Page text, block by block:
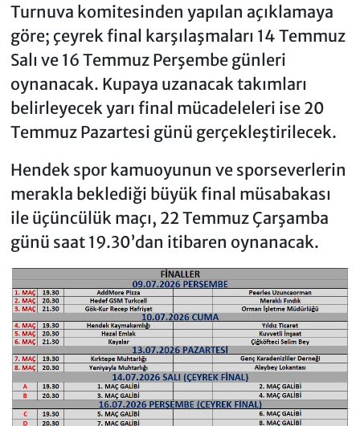
Turnuva komitesinden yapılan açıklamaya
göre; çeyrek final karşılaşmaları 14 Temmuz
Salı ve 16 Temmuz Perşembe günleri
oynanacak. Kupaya uzanacak takımları
belirleyecek yarı final mücadeleleri ise 20
Temmuz Pazartesi günü gerçekleştirilecek.
Hendek spor kamuoyunun ve sporseverlerin
merakla beklediği büyük final müsabakası
ile üçüncülük maçı, 22 Temmuz Çarşamba
günü saat 19.30’dan itibaren oynanacak.